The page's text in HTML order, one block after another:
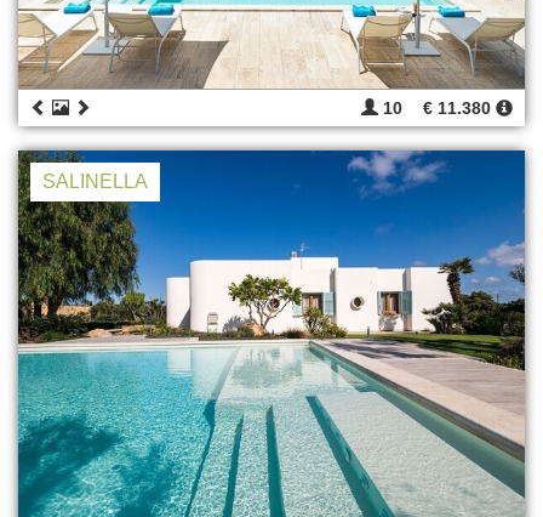
10 € 11.380
SALINELLA